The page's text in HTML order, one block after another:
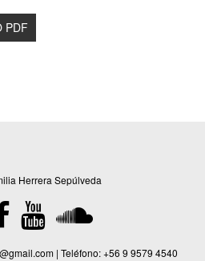
PDF
Herrera Sepúlveda
| Teléfono:+56 9 9579 4540